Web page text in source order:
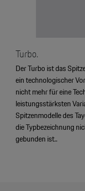
Turbo.
Der Turbo ist das
ein technologischer
nicht mehr für eine
leistungsstärksten
Spitzenmodelle des
die Typbezeichnung
gebunden ist..